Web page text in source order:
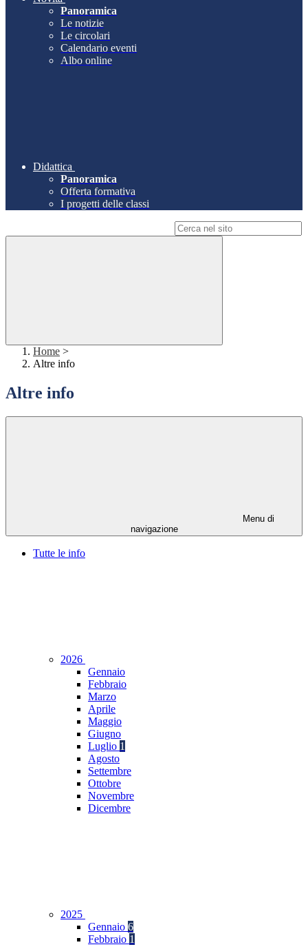
Panoramica
Le notizie
Le circolari
Calendario eventi
Albo online
Didattica
Panoramica
Offerta formativa
I progetti delle classi
Home >
Altre info
Altre info
Menu di
navigazione
Tutte le info
2026
Gennaio
Febbraio
Marzo
Aprile
Maggio
Giugno
Luglio 1
Agosto
Settembre
Ottobre
Novembre
Dicembre
2025
Gennaio 6
Febbraio 1